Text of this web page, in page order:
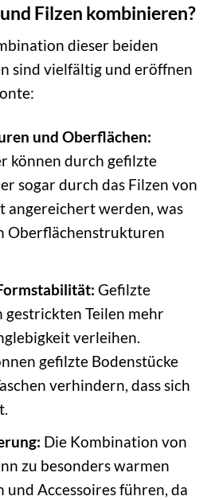
Filzen kombinieren?
dieser beiden
sind vielfältig und eröffnen
und Oberflächen:
können durch gefilzte
sogar durch das Filzen von
angereichert werden, was
Oberflächenstrukturen
Gefilzte
gestrickten Teilen mehr
verleihen.
gefilzte Bodenstücke
verhindern, dass sich
Die Kombination von
zu besonders warmen
und Accessoires führen, da